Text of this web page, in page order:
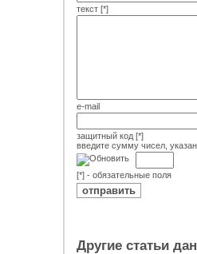
текст [*]
e-mail
защитный код [*]
введите сумму чисел,
[*] - обязательные поля
Другие статьи